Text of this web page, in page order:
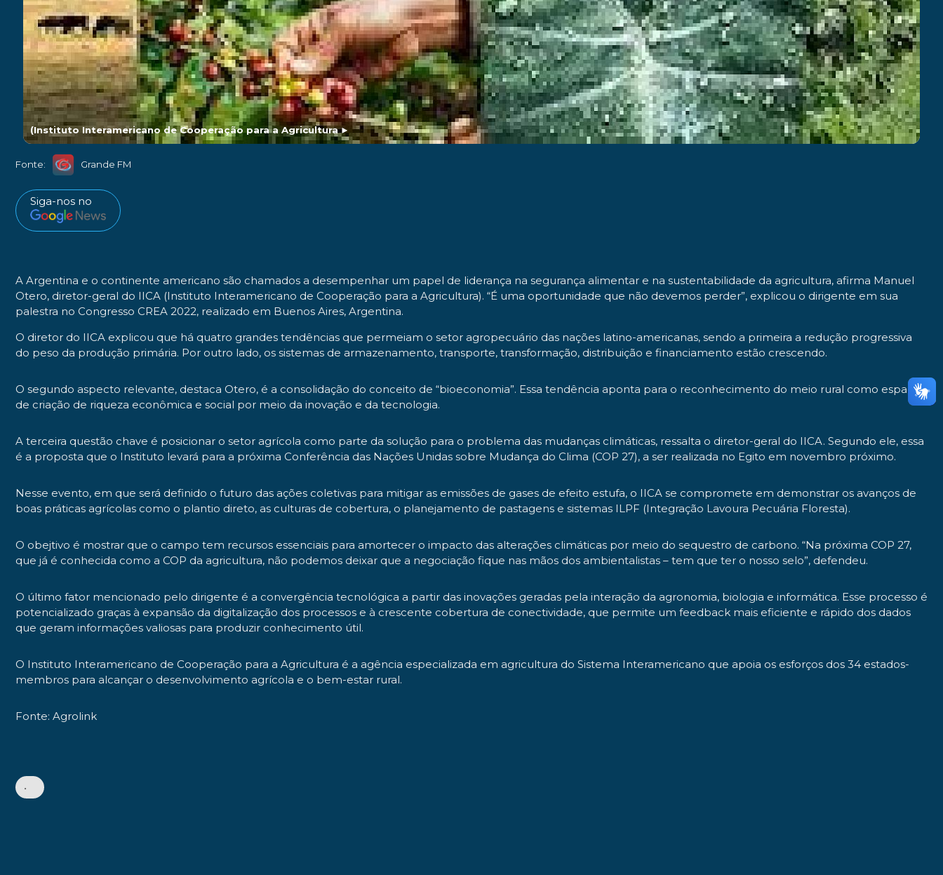
(Instituto Interamericano de Cooperação para a Agricultura►
Fonte: Grande FM
Siga-nos no
A Argentina e o continente americano são chamados a desempenhar um papel de liderança na segurança alimentar e na sustentabilidade da agricultura, afirma Manuel
Otero, diretor-geral do IICA (Instituto Interamericano de Cooperação para a Agricultura). “É uma oportunidade que não devemos perder”, explicou o dirigente em sua
palestra no Congresso CREA 2022, realizado em Buenos Aires, Argentina.
O diretor do IICA explicou que há quatro grandes tendências que permeiam o setor agropecuário das nações latino-americanas, sendo a primeira a redução progressiva
do peso da produção primária. Por outro lado, os sistemas de armazenamento, transporte, transformação, distribuição e financiamento estão crescendo.
O segundo aspecto relevante, destaca Otero, é a consolidação do conceito de “bioeconomia”. Essa tendência aponta para o reconhecimento do meio rural como espaço
de criação de riqueza econômica e social por meio da inovação e da tecnologia.
A terceira questão chave é posicionar o setor agrícola como parte da solução para o problema das mudanças climáticas, ressalta o diretor-geral do IICA. Segundo ele, essa
é a proposta que o Instituto levará para a próxima Conferência das Nações Unidas sobre Mudança do Clima (COP 27), a ser realizada no Egito em novembro próximo.
Nesse evento, em que será definido o futuro das ações coletivas para mitigar as emissões de gases de efeito estufa, o IICA se compromete em demonstrar os avanços de
boas práticas agrícolas como o plantio direto, as culturas de cobertura, o planejamento de pastagens e sistemas ILPF (Integração Lavoura Pecuária Floresta).
O obejtivo é mostrar que o campo tem recursos essenciais para amortecer o impacto das alterações climáticas por meio do sequestro de carbono. “Na próxima COP 27,
que já é conhecida como a COP da agricultura, não podemos deixar que a negociação fique nas mãos dos ambientalistas – tem que ter o nosso selo”, defendeu.
O último fator mencionado pelo dirigente é a convergência tecnológica a partir das inovações geradas pela interação da agronomia, biologia e informática. Esse processo é
potencializado graças à expansão da digitalização dos processos e à crescente cobertura de conectividade, que permite um feedback mais eficiente e rápido dos dados
que geram informações valiosas para produzir conhecimento útil.
O Instituto Interamericano de Cooperação para a Agricultura é a agência especializada em agricultura do Sistema Interamericano que apoia os esforços dos 34 estados-
membros para alcançar o desenvolvimento agrícola e o bem-estar rural.
Fonte: Agrolink
•